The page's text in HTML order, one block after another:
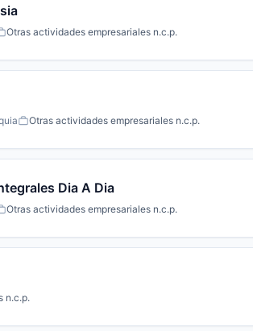
Otras actividades empresariales n.c.p.
Otras actividades empresariales n.c.p.
Dia A Dia
Otras actividades empresariales n.c.p.
n.c.p.